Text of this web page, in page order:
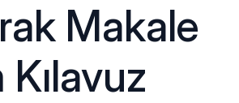
Makale
Kılavuz